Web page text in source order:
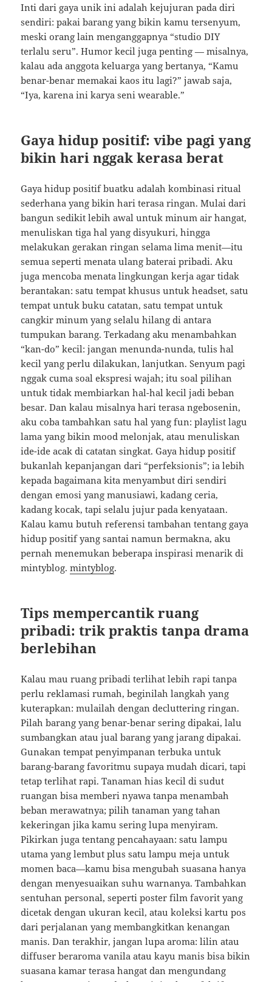
Inti dari gaya unik ini adalah kejujuran pada diri
sendiri: pakai barang yang bikin kamu tersenyum,
meski orang lain menganggapnya “studio DIY
terlalu seru”. Humor kecil juga penting — misalnya,
kalau ada anggota keluarga yang bertanya, “Kamu
benar-benar memakai kaos itu lagi?” jawab saja,
“Iya, karena ini karya seni wearable.”
Gaya hidup positif: vibe pagi yang
bikin hari nggak kerasa berat
Gaya hidup positif buatku adalah kombinasi ritual
sederhana yang bikin hari terasa ringan. Mulai dari
bangun sedikit lebih awal untuk minum air hangat,
menuliskan tiga hal yang disyukuri, hingga
melakukan gerakan ringan selama lima menit—itu
semua seperti menata ulang baterai pribadi. Aku
juga mencoba menata lingkungan kerja agar tidak
berantakan: satu tempat khusus untuk headset, satu
tempat untuk buku catatan, satu tempat untuk
cangkir minum yang selalu hilang di antara
tumpukan barang. Terkadang aku menambahkan
“kan-do” kecil: jangan menunda-nunda, tulis hal
kecil yang perlu dilakukan, lanjutkan. Senyum pagi
nggak cuma soal ekspresi wajah; itu soal pilihan
untuk tidak membiarkan hal-hal kecil jadi beban
besar. Dan kalau misalnya hari terasa ngebosenin,
aku coba tambahkan satu hal yang fun: playlist lagu
lama yang bikin mood melonjak, atau menuliskan
ide-ide acak di catatan singkat. Gaya hidup positif
bukanlah kepanjangan dari “perfeksionis”; ia lebih
kepada bagaimana kita menyambut diri sendiri
dengan emosi yang manusiawi, kadang ceria,
kadang kocak, tapi selalu jujur pada kenyataan.
Kalau kamu butuh referensi tambahan tentang gaya
hidup positif yang santai namun bermakna, aku
pernah menemukan beberapa inspirasi menarik di
mintyblog.mintyblog.
Tips mempercantik ruang
pribadi: trik praktis tanpa drama
berlebihan
Kalau mau ruang pribadi terlihat lebih rapi tanpa
perlu reklamasi rumah, beginilah langkah yang
kuterapkan: mulailah dengan decluttering ringan.
Pilah barang yang benar-benar sering dipakai, lalu
sumbangkan atau jual barang yang jarang dipakai.
Gunakan tempat penyimpanan terbuka untuk
barang-barang favoritmu supaya mudah dicari, tapi
tetap terlihat rapi. Tanaman hias kecil di sudut
ruangan bisa memberi nyawa tanpa menambah
beban merawatnya; pilih tanaman yang tahan
kekeringan jika kamu sering lupa menyiram.
Pikirkan juga tentang pencahayaan: satu lampu
utama yang lembut plus satu lampu meja untuk
momen baca—kamu bisa mengubah suasana hanya
dengan menyesuaikan suhu warnanya. Tambahkan
sentuhan personal, seperti poster film favorit yang
dicetak dengan ukuran kecil, atau koleksi kartu pos
dari perjalanan yang membangkitkan kenangan
manis. Dan terakhir, jangan lupa aroma: lilin atau
diffuser beraroma vanila atau kayu manis bisa bikin
suasana kamar terasa hangat dan mengundang